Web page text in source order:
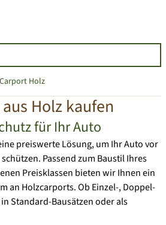
Carport Holz
Holz kaufen
für Ihr Auto
preiswerte Lösung, um Ihr Auto vor
Passend zum Baustil Ihres
Preisklassen bieten wir Ihnen ein
an Holzcarports. Ob Einzel-, Doppel-
Standard-Bausätzen oder als